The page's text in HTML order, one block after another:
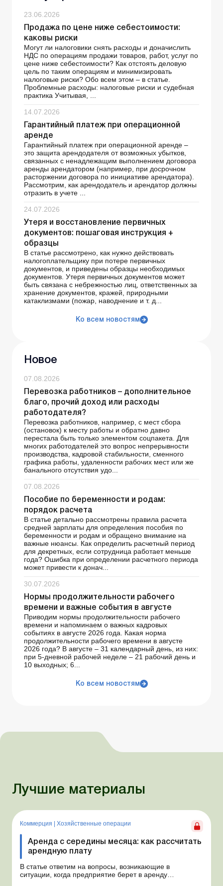
23.06.2026
Продажа по цене ниже себестоимости:
каковы риски
Могут ли налоговики снять расходы и доначислить
НДС по операциям продажи товаров, работ, услуг по
цене ниже себестоимости? Как отстоять деловую
цель по таким операциям и минимизировать
налоговые риски? Обо всем этом – в статье.
Проблемные расходы: налоговые риски и судебная
практика Учитывая, ...
14.07.2026
Гарантийный платеж при операционной
аренде
Гарантийный платеж при операционной аренде –
это защита арендодателя от возможных убытков,
связанных с ненадлежащим выполнением договора
аренды арендатором (например, при досрочном
расторжении договора по инициативе арендатора).
Рассмотрим, как арендодатель и арендатор должны
отразить в учете ...
24.07.2026
Утеря и восстановление первичных
документов: пошаговая инструкция +
образцы
В статье рассмотрено, как нужно действовать
налогоплательщику при потере первичных
документов, и приведены образцы необходимых
документов. Утеря первичных документов может
быть связана с небрежностью лиц, ответственных за
хранение документов, кражей, природными
катаклизмами (пожар, наводнение и т. д...
Ко всем новостям
Новое
07.08.2026
Перевозка работников – дополнительное
благо, прочий доход или расходы
работодателя?
Перевозка работников, например, с мест сбора
(остановок) к месту работы и обратно давно
перестала быть только элементом соцпакета. Для
многих работодателей это вопрос непрерывности
производства, кадровой стабильности, сменного
графика работы, удаленности рабочих мест или же
банального отсутствия удо...
07.08.2026
Пособие по беременности и родам:
порядок расчета
В статье детально рассмотрены правила расчета
средней зарплаты для определения пособия по
беременности и родам и обращено внимание на
важные нюансы. Как определить расчетный период
для декретных, если сотрудница работает меньше
года? Ошибка при определении расчетного периода
может привести к донач...
30.07.2026
Нормы продолжительности рабочего
времени и важные события в августе
Приводим нормы продолжительности рабочего
времени и напоминаем о важных кадровых
событиях в августе 2026 года. Какая норма
продолжительности рабочего времени в августе
2026 года? В августе – 31 календарный день, из них:
при 5-дневной рабочей неделе – 21 рабочий день и
10 выходных; 6...
Ко всем новостям
Лучшие материалы
Коммерция Хозяйственные операции
Аренда с середины месяца: как рассчитать
арендную плату
В статье ответим на вопросы, возникающие в
ситуации, когда предприятие берет в аренду